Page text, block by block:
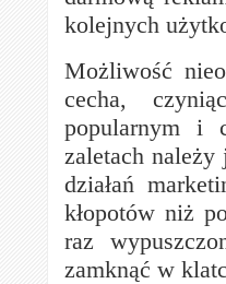
kolejnych
Możliwość
cecha,
popularnym i
zaletach należy
działań
kłopotów niż
raz
zamknąć w